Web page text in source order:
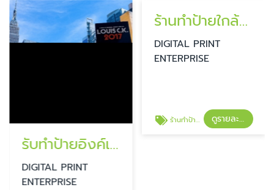
รับทำป้ายอิงค์เจ็ทลาดพร้าว
DIGITAL PRINT
ENTERPRISE
ร้านทำป้ายใกล้ฉัน ลาดพร้าว
DIGITAL PRINT
ENTERPRISE
ร้านทำป้ายใกล้ฉัน ลาดพร้าว ดูรายละเอียด